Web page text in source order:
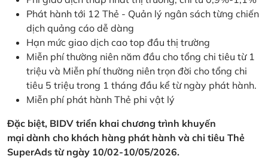
Phát hành tới 12 Thẻ - Quản lý ngân sách từng chiến
dịch quảng cáo dễ dàng
Hạn mức giao dịch cao top đầu thị trường
Miễn phí thường niên năm đầu cho tổng chi tiêu từ 1
triệu và Miễn phí thường niên trọn đời cho tổng chi
tiêu 5 triệu trong 1 tháng đầu kể từ ngày phát hành.
Miễn phí phát hành Thẻ phi vật lý
Đặc biệt, BIDV triển khai chương trình khuyến
mại dành cho khách hàng phát hành và chi tiêu Thẻ
SuperAds từ ngày 10/02-10/05/2026.